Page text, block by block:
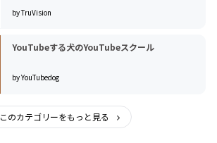
by TruVision
YouTubeする犬のYouTubeスクール
by YouTubedog
このカテゴリーをもっと見る